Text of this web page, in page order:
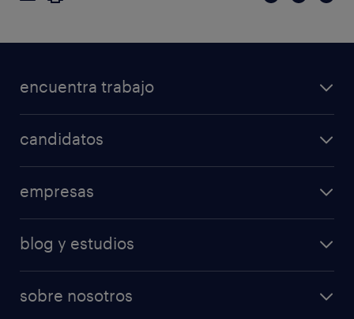
encuentra trabajo
candidatos
empresas
blog y estudios
sobre nosotros